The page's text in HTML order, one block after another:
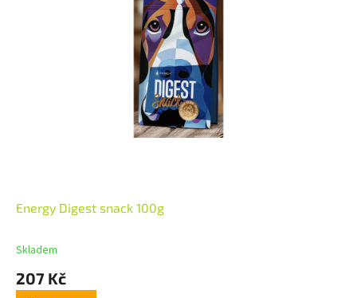
Energy Digest snack 100g
Skladem
207 Kč